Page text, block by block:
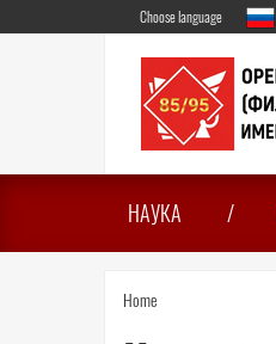
to
Choose language
НАУКА
You
Home